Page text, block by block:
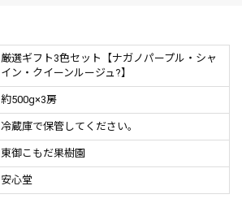
厳選ギフト3色セット【ナガノパープル・シャ
イン・クイーンルージュ?】
約500g×3房
冷蔵庫で保管してください。
東御こもだ果樹園
安心堂